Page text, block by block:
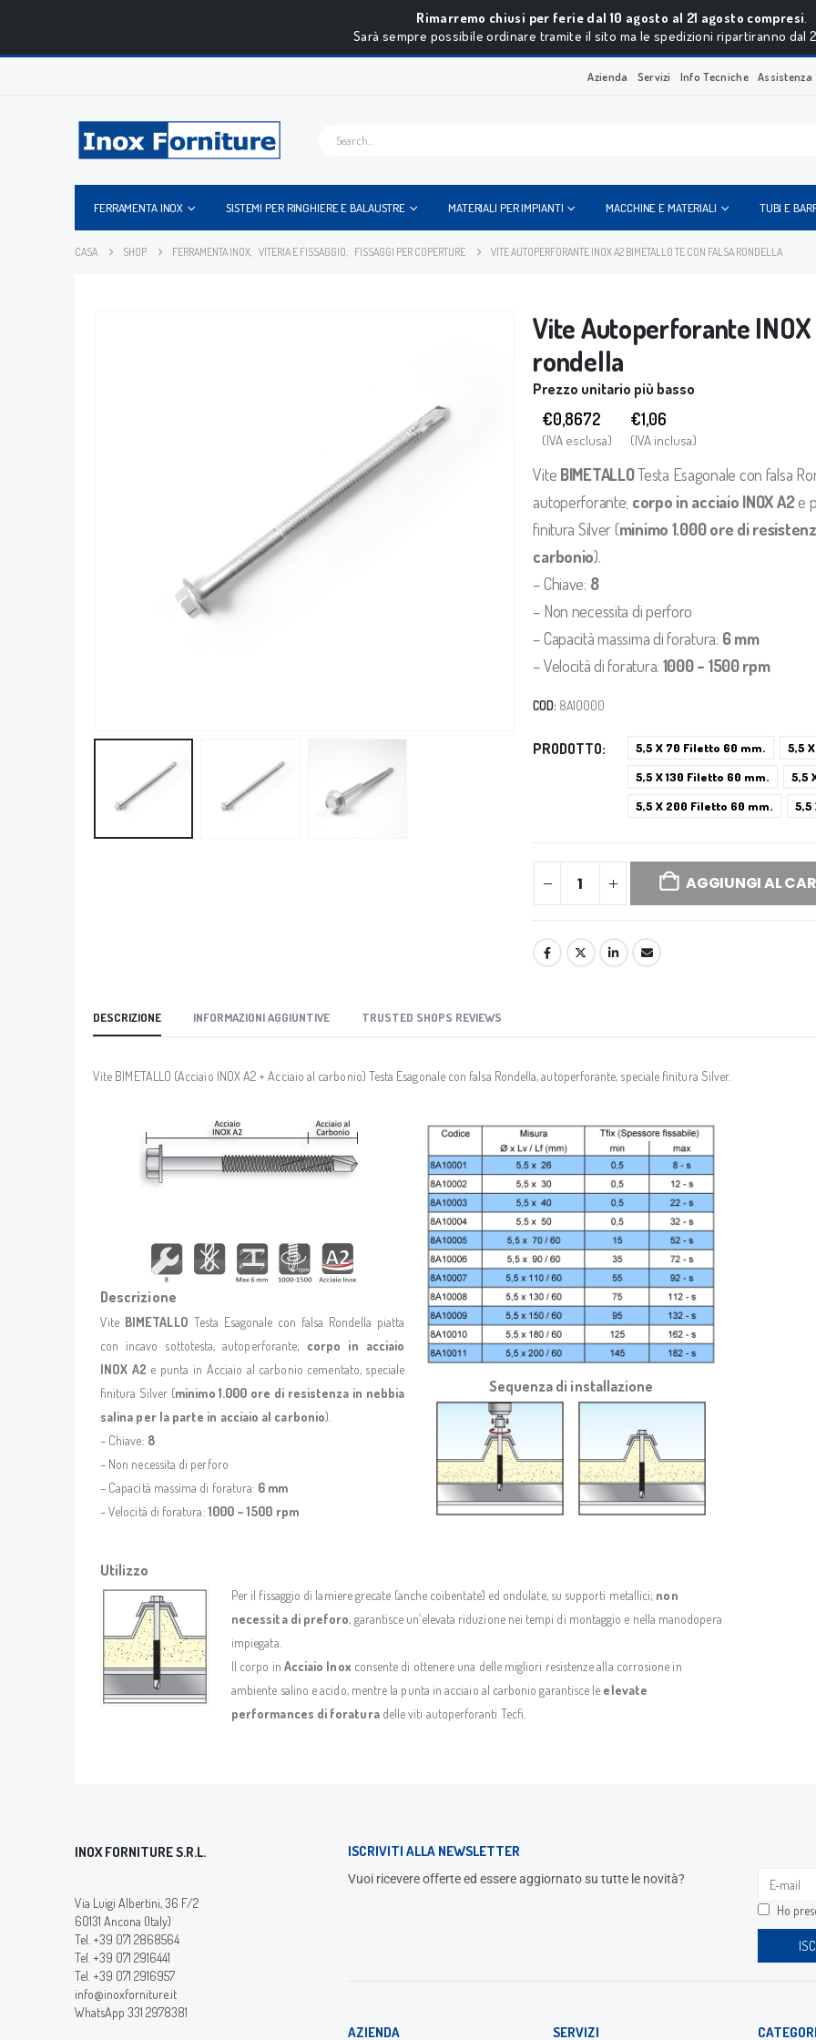
Rimarremo chiusi per ferie dal 10 agosto al 21 agosto compresi.
Sarà sempre possibile ordinare tramite il sito ma le spedizioni ripartiranno dal
Azienda Servizi Info Tecniche Assistenza
FERRAMENTA INOX SISTEMI PER RINGHIERE E BALAUSTRE MATERIALI PER IMPIANTI MACCHINE E MATERIALI TUBI E
CASA SHOP FERRAMENTA INOX, VITERIA E FISSAGGIO, FISSAGGI PER COPERTURE VITE AUTOPERFORANTE INOX A2 BIMETALLO TE CON FALSA RONDELLA
Vite Autoperforante
rondella
Prezzo unitario più basso
€0,8672
(IVA esclusa)
€1,06
(IVA inclusa)
Vite BIMETALLOTesta Esagonale con falsa
autoperforante; corpo in acciaio INOX A2e
finitura Silver (minimo 1.000 ore di
carbonio).
– Chiave: 8
– Non necessita di perforo
– Capacità massima di foratura: 6 mm
– Velocità di foratura: 1000 – 1500 rpm
COD: 8A10000
PRODOTTO 5,5 X 70 Filetto 60 mm. 5,5
5,5 X 130 Filetto 60 mm.
5,5
5,5 X 200 Filetto 60 mm.
5,5
AGGIUNGI AL
DESCRIZIONE INFORMAZIONI AGGIUNTIVE TRUSTED SHOPS REVIEWS
Vite BIMETALLO (Acciaio INOX A2 + Acciaio al carbonio) Testa Esagonale con falsa Rondella, autoperforante, speciale finitura Silver.
Descrizione
Vite BIMETALLO Testa Esagonale con falsa Rondella piatta
con incavo sottotesta, autoperforante; corpo in acciaio
INOX A2 e punta in Acciaio al carbonio cementato, speciale
finitura Silver (minimo 1.000 ore di resistenza in nebbia
salina per la parte in acciaio al carbonio).
– Chiave: 8
– Non necessita di perforo
– Capacità massima di foratura: 6 mm
– Velocità di foratura:1000 – 1500 rpm
Sequenza di installazione
Utilizzo
Per il fissaggio di lamiere grecate (anche coibentate) ed ondulate, su supporti metallici; non
necessita di preforo, garantisce un’elevata riduzione nei tempi di montaggio e nella manodopera
impiegata.
Il corpo in Acciaio Inox consente di ottenere una delle migliori resistenze alla corrosione in
ambiente salino e acido, mentre la punta in acciaio al carbonio garantisce le elevate
performances di foraturadelle viti autoperforanti Tecfi.
INOX FORNITURE S.R.L.
Via Luigi Albertini, 36 F/2
60131 Ancona (Italy)
Tel. +39 071 2868564
Tel. +39 071 2916441
Tel. +39 071 2916957
info@inoxforniture.it
WhatsApp 331 2978381
ISCRIVITI ALLA NEWSLETTER
Vuoi ricevere offerte ed essere aggiornato su tutte le novità?
Ho
AZIENDA SERVIZI